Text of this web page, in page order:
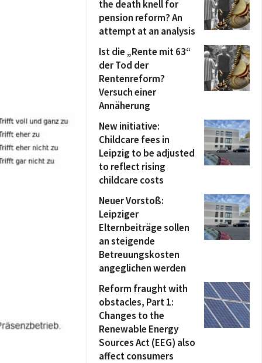
the death knell for
pension reform? An
attempt at an analysis
Ist die „Rente mit 63“
der Tod der
Rentenreform?
Versuch einer
Annäherung
New initiative:
Childcare fees in
Leipzig to be adjusted
to reflect rising
childcare costs
Neuer Vorstoß:
Leipziger
Elternbeiträge sollen
an steigende
Betreuungskosten
angeglichen werden
Reform fraught with
obstacles, Part 1:
Changes to the
Renewable Energy
Sources Act (EEG) also
affect consumers